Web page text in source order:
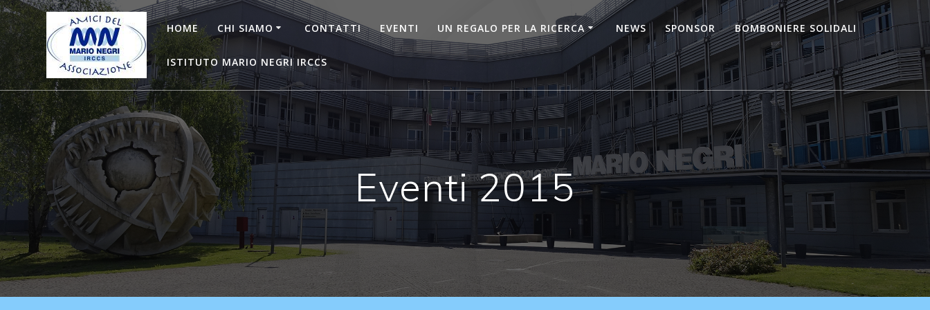
Salta
al
contenuto
HOME CHI SIAMO CONTATTI EVENTI UN REGALO PER LA RICERCA NEWS SPONSOR BOMBONIERE SOLIDALI
ISTITUTO MARIO NEGRI IRCCS
Eventi 2015